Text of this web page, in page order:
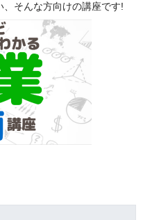
そんな方向けの講座です!